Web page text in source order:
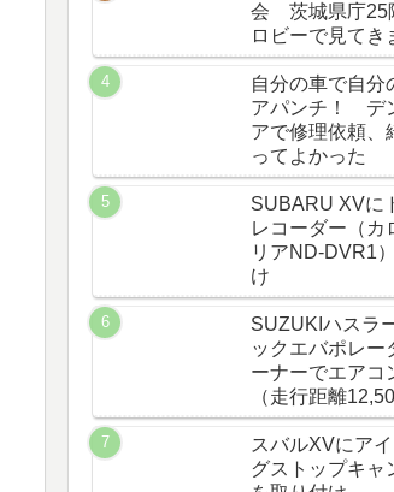
会 茨城県庁
ロビーで見てき
自分の車で自分
アパンチ！ デ
アで修理依頼、
ってよかった
SUBARU XVに
レコーダー（カ
リアND-DVR1
け
SUZUKIハスラ
ックエバポレー
ーナーでエアコ
（走行距離
スバルXVにア
グストップキャ